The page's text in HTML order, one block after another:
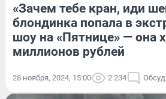
«Зачем тебе кран, иди
блондинка попала в
шоу на «Пятнице» — она
миллионов рублей
28 ноября, 2024, 15:00 2 234